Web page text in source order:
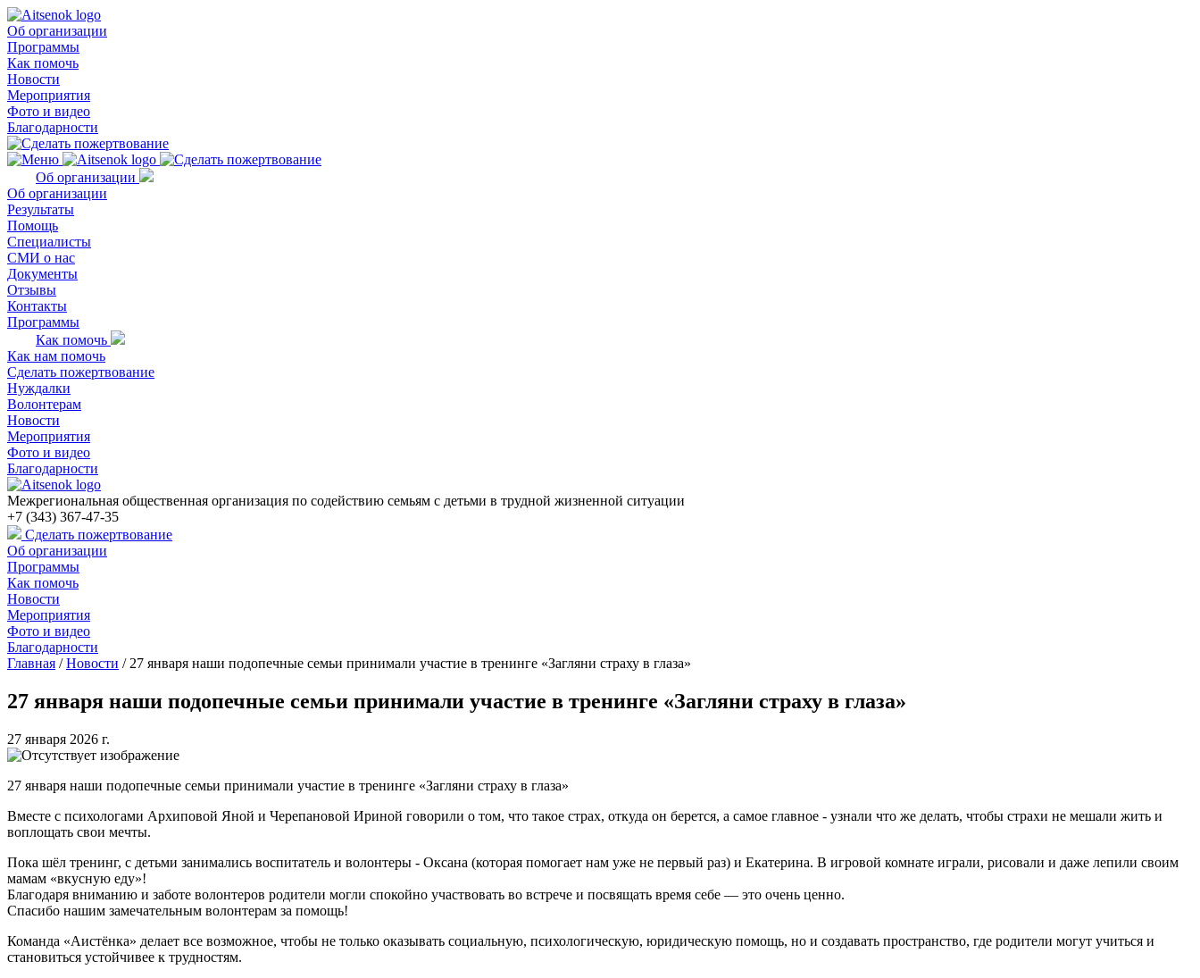
Об организации
Программы
Как помочь
Новости
Мероприятия
Фото и видео
Благодарности
Об организации
Об организации
Результаты
Помощь
Специалисты
СМИ о нас
Документы
Отзывы
Контакты
Программы
Как помочь
Как нам помочь
Сделать пожертвование
Нуждалки
Волонтерам
Новости
Мероприятия
Фото и видео
Благодарности
Межрегиональная общественная организация по содействию семьям с детьми в трудной жизненной ситуации
+7 (343) 367-47-35
Сделать пожертвование
Об организации
Программы
Как помочь
Новости
Мероприятия
Фото и видео
Благодарности
Главная /Новости / 27 января наши подопечные семьи принимали участие в тренинге «Загляни страху в глаза»
27 января наши подопечные семьи принимали участие в тренинге «Загляни страху в глаза»
27 января 2026 г.
27 января наши подопечные семьи принимали участие в тренинге «Загляни страху в глаза»
Вместе с психологами Архиповой Яной и Черепановой Ириной говорили о том, что такое страх, откуда он берется, а самое главное - узнали что же делать, чтобы страхи не мешали жить и
воплощать свои мечты.
Пока шёл тренинг, с детьми занимались воспитатель и волонтеры - Оксана (которая помогает нам уже не первый раз) и Екатерина. В игровой комнате играли, рисовали и даже лепили своим
мамам «вкусную еду»!
Благодаря вниманию и заботе волонтеров родители могли спокойно участвовать во встрече и посвящать время себе — это очень ценно.
Спасибо нашим замечательным волонтерам за помощь!
Команда «Аистёнка» делает все возможное, чтобы не только оказывать социальную, психологическую, юридическую помощь, но и создавать пространство, где родители могут учиться и
становиться устойчивее к трудностям.